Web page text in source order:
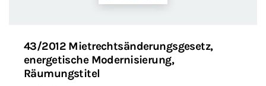
43/2012 Mietrechtsänderungsgesetz,
energetische Modernisierung,
Räumungstitel